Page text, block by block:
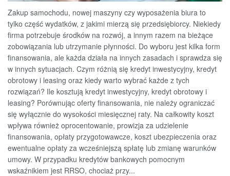
Zakup samochodu, nowej maszyny czy wyposażenia biura to
tylko część wydatków, z jakimi mierzą się przedsiębiorcy. Niekiedy
firma potrzebuje środków na rozwój, a innym razem na bieżące
zobowiązania lub utrzymanie płynności. Do wyboru jest kilka form
finansowania, ale każda działa na innych zasadach i sprawdza się
w innych sytuacjach. Czym różnią się kredyt inwestycyjny, kredyt
obrotowy i leasing oraz kiedy warto wybrać każde z tych
rozwiązań? Ile kosztują kredyt inwestycyjny, kredyt obrotowy i
leasing? Porównując oferty finansowania, nie należy ograniczać
się wyłącznie do wysokości miesięcznej raty. Na całkowity koszt
wpływa również oprocentowanie, prowizja za udzielenie
finansowania, opłaty przygotowawcze, koszt ubezpieczenia oraz
ewentualne opłaty za wcześniejszą spłatę lub zmianę warunków
umowy. W przypadku kredytów bankowych pomocnym
wskaźnikiem jest RRSO, chociaż przy...